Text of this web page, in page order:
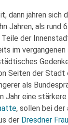
dann jähren sich
Jahren, als rund
der
im
Seiten der
als
Jahr eine
, sollen bei der
der Dresdner